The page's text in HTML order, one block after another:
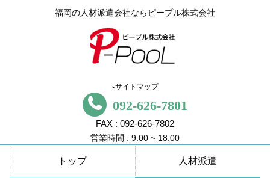
福岡の人材派遣会社ならピープル株式会社
▶サイトマップ
092-626-7801
FAX : 092-626-7802
営業時間 : 9:00 ~ 18:00
トップ 人材派遣